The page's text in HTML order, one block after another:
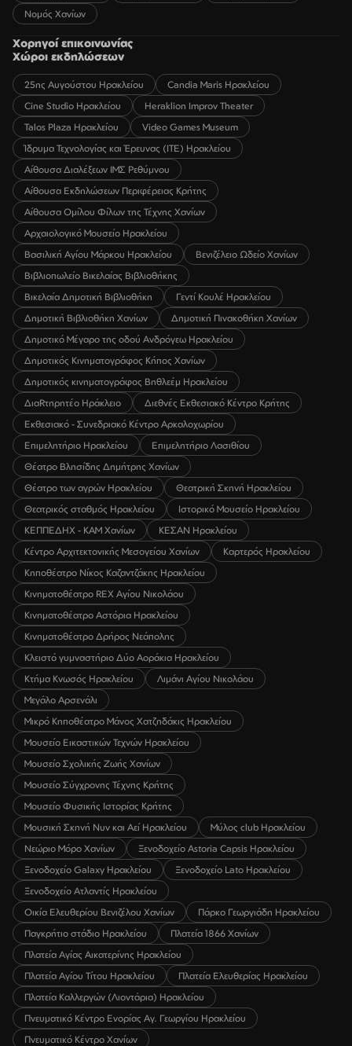
Νομός Χανίων
Χορηγοί επικοινωνίας
Χώροι εκδηλώσεων
25ης Αυγούστου Ηρακλείου
Candia Maris Ηρακλείου
Cine Studio Ηρακλείου
Heraklion Improv Theater
Talos Plaza Ηρακλείου
Video Games Museum
Ίδρυμα Τεχνολογίας και Έρευνας (ΙΤΕ) Ηρακλείου
Αίθουσα Διαλέξεων ΙΜΣ Ρεθύμνου
Αίθουσα Εκδηλώσεων Περιφέρειας Κρήτης
Αίθουσα Ομίλου Φίλων της Τέχνης Χανίων
Αρχαιολογικό Μουσείο Ηρακλείου
Βασιλική Αγίου Μάρκου Ηρακλείου
Βενιζέλειο Ωδείο Χανίων
Βιβλιοπωλείο Βικελαίας Βιβλιοθήκης
Βικελαία Δημοτική Βιβλιοθήκη
Γεντί Κουλέ Ηρακλείου
Δημοτική Βιβλιοθήκη Χανίων
Δημοτική Πινακοθήκη Χανίων
Δημοτικό Μέγαρο της οδού Ανδρόγεω Ηρακλείου
Δημοτικός Κινηματογράφος Κήπος Χανίων
Δημοτικός κινηματογράφος Βηθλεέμ Ηρακλείου
ΔιαRτηρητέο Ηράκλειο
Διεθνές Εκθεσιακό Κέντρο Κρήτης
Εκθεσιακό - Συνεδριακό Κέντρο Αρκαλοχωρίου
Επιμελητήριο Ηρακλείου
Επιμελητήριο Λασιθίου
Θέατρο Βλησίδης Δημήτρης Χανίων
Θέατρο των αγρών Ηρακλείου
Θεατρική Σκηνή Ηρακλείου
Θεατρικός σταθμός Ηρακλείου
Ιστορικό Μουσείο Ηρακλείου
ΚΕΠΠΕΔΗΧ - ΚΑΜ Χανίων
ΚΕΣΑΝ Ηρακλείου
Κέντρο Αρχιτεκτονικής Μεσογείου Χανίων
Καρτερός Ηρακλείου
Κηποθέατρο Νίκος Καζαντζάκης Ηρακλείου
Κινηματοθέατρο REX Αγίου Νικολάου
Κινηματοθέατρο Αστόρια Ηρακλείου
Κινηματοθέατρο Δρήρος Νεάπολης
Κλειστό γυμναστήριο Δύο Αοράκια Ηρακλείου
Κτήμα Κνωσός Ηρακλείου
Λιμάνι Αγίου Νικολάου
Μεγάλο Αρσενάλι
Μικρό Κηποθέατρο Μάνος Χατζηδάκις Ηρακλείου
Μουσείο Εικαστικών Τεχνών Ηρακλείου
Μουσείο Σχολικής Ζωής Χανίων
Μουσείο Σύγχρονης Τέχνης Κρήτης
Μουσείο Φυσικής Ιστορίας Κρήτης
Μουσική Σκηνή Νυν και Αεί Ηρακλείου
Μύλος club Ηρακλείου
Νεώριο Μόρο Χανίων
Ξενοδοχείο Astoria Capsis Ηρακλείου
Ξενοδοχείο Galaxy Ηρακλείου
Ξενοδοχείο Lato Ηρακλείου
Ξενοδοχείο Ατλαντίς Ηρακλείου
Οικία Ελευθερίου Βενιζέλου Χανίων
Πάρκο Γεωργιάδη Ηρακλείου
Παγκρήτιο στάδιο Ηρακλείου
Πλατεία 1866 Χανίων
Πλατεία Αγίας Αικατερίνης Ηρακλείου
Πλατεία Αγίου Τίτου Ηρακλείου
Πλατεία Ελευθερίας Ηρακλείου
Πλατεία Καλλεργών (Λιοντάρια) Ηρακλείου
Πνευματικό Κέντρο Ενορίας Αγ. Γεωργίου Ηρακλείου
Πνευματικό Κέντρο Χανίων